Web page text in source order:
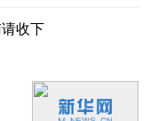
收下